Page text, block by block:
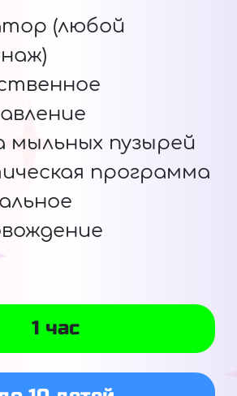
(любой
мыльных пузырей
программа
1 час